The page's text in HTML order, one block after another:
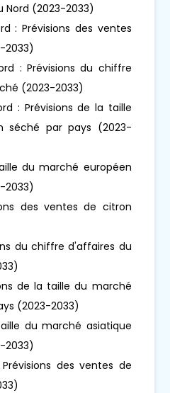
Nord (2023-2033)
: Prévisions des ventes
2033)
: Prévisions du chiffre
(2023-2033)
: Prévisions de la taille
séché par pays (2023-
du marché européen
2033)
des ventes de citron
du chiffre d'affaires du
de la taille du marché
(2023-2033)
du marché asiatique
2033)
Prévisions des ventes de